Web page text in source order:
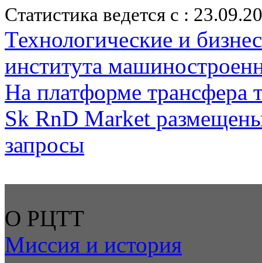
Статистика ведется с :
Технологические и
института
На платформе трансфера
Sk RnD Market
запросы
О РЦТТ
Миссия и история